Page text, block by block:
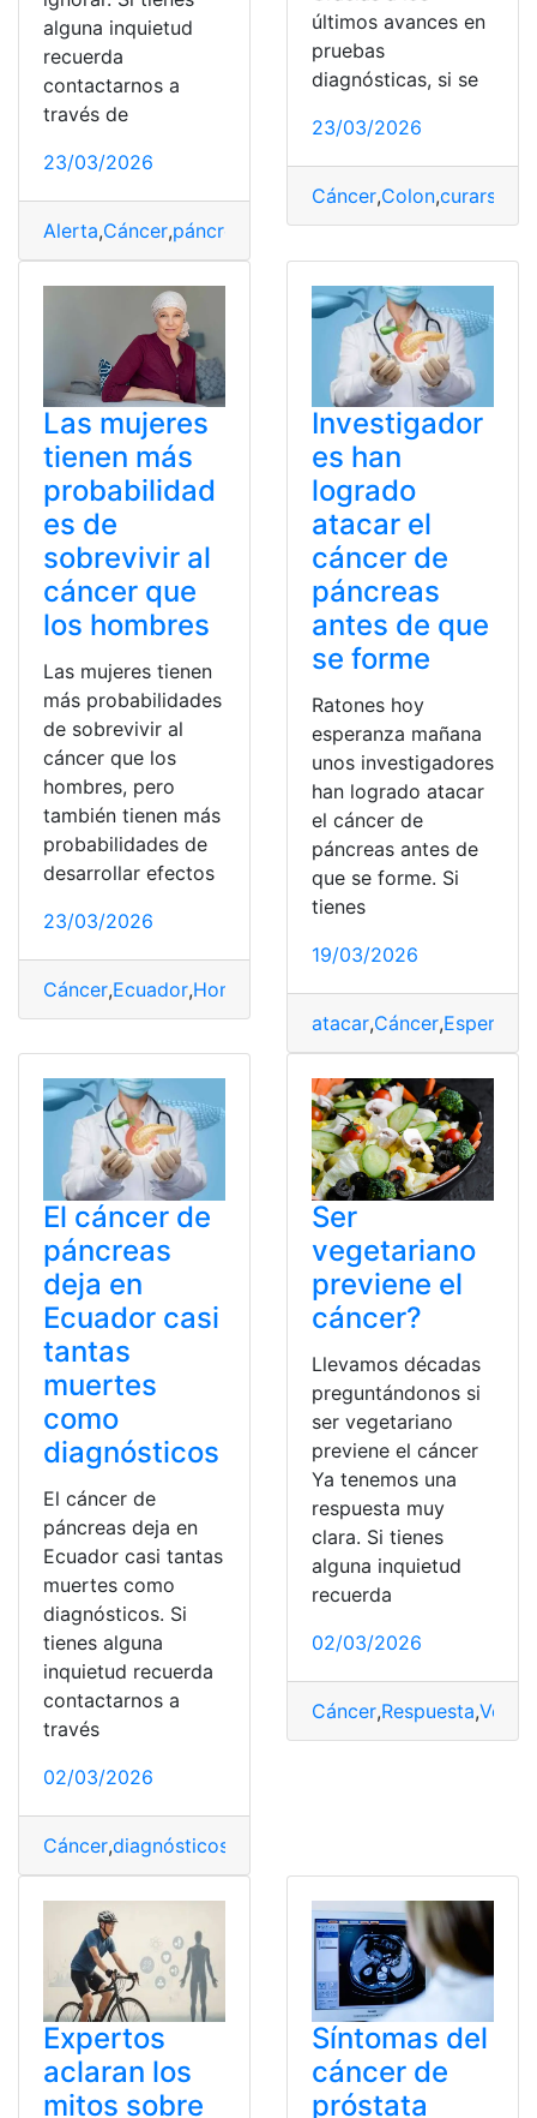
alguna inquietud
recuerda
contactarnos a
través de
23/03/2026
Alerta,Cáncer,páncreas Síntomas
últimos avances en
pruebas
diagnósticas, si se
23/03/2026
Cáncer,Colon,curarse
Las mujeres
tienen más
probabilidad
es de
sobrevivir al
cáncer que
los hombres
Las mujeres tienen
más probabilidades
de sobrevivir al
cáncer que los
hombres, pero
también tienen más
probabilidades de
desarrollar efectos
23/03/2026
Cáncer,Ecuador,Hombres Mujeres,Probabilidades,
Investigador
es han
logrado
atacar el
cáncer de
páncreas
antes de que
se forme
Ratones hoy
esperanza mañana
unos investigadores
han logrado atacar
el cáncer de
páncreas antes de
que se forme. Si
tienes
19/03/2026
atacar,Cáncer,Esperanza
El cáncer de
páncreas
deja en
Ecuador casi
tantas
muertes
como
diagnósticos
El cáncer de
páncreas deja en
Ecuador casi tantas
muertes como
diagnósticos. Si
tienes alguna
inquietud recuerda
contactarnos a
través
02/03/2026
Cáncer,diagnósticos
Ser
vegetariano
previene el
cáncer?
Llevamos décadas
preguntándonos si
ser vegetariano
previene el cáncer
Ya tenemos una
respuesta muy
clara. Si tienes
alguna inquietud
recuerda
02/03/2026
Cáncer,Respuesta,
Expertos
aclaran los
mitos sobre
Síntomas del
cáncer de
próstata